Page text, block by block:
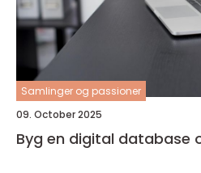
Samlinger og passioner
09. October 2025
Byg en digital database